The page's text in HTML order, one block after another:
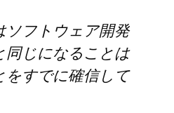
ソフトウェア開発
じになることは
すでに確信して